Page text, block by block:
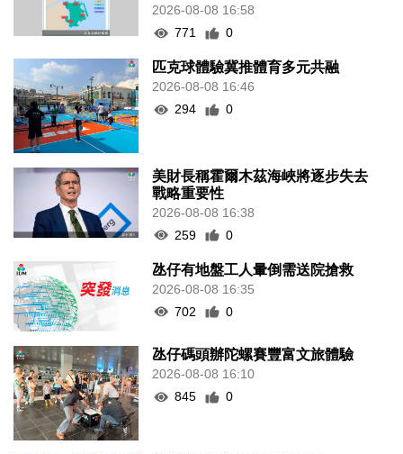
2026-08-08 16:58
771
0
匹克球體驗冀推體育多元共融
2026-08-08 16:46
294
0
美財長稱霍爾木茲海峽將逐步失去
戰略重要性
2026-08-08 16:38
259
0
氹仔有地盤工人暈倒需送院搶救
2026-08-08 16:35
702
0
氹仔碼頭辦陀螺賽豐富文旅體驗
2026-08-08 16:10
845
0